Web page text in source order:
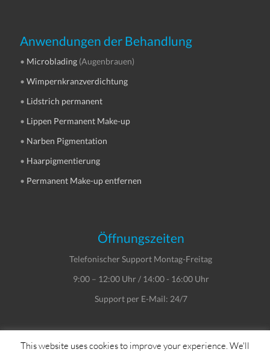
Anwendungen der Behandlung
• Microblading (Augenbrauen)
•Wimpernkranzverdichtung
• Lidstrich permanent
• Lippen Permanent Make-up
• Narben Pigmentation
• Haarpigmentierung
• Permanent Make-up entfernen
Öffnungszeiten
Telefonischer Support Montag-Freitag
9:00 – 12:00 Uhr / 14:00 - 16:00 Uhr
Support per E-Mail: 24/7
This website uses cookies to improve your experience. We'll